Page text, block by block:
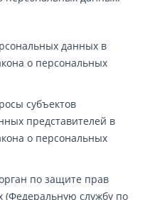
данных в
о персональных
субъектов
представителей в
о персональных
по защите прав
(Федеральную службу по